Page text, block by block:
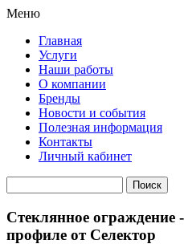
Меню
Главная
Услуги
Наши работы
О компании
Бренды
Новости и события
Полезная информация
Контакты
Личный кабинет
Стеклянное
профиле от Селектор